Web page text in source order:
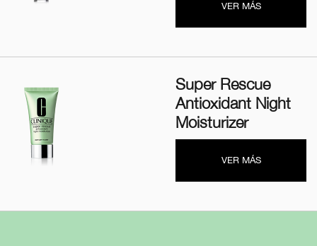
VER MÁS
Super Rescue
Antioxidant Night
Moisturizer
VER MÁS